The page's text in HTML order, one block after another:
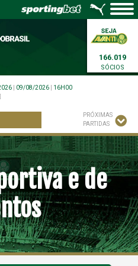
166.019
SÓCIOS
09/08/2026
16H00
PRÓXIMAS
PARTIDAS
e de